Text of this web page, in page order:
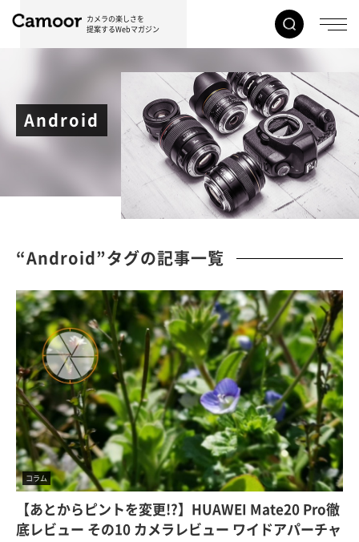
カメラの楽しさを
提案するWebマガジン
Android
“Android”タグの記事一覧
コラム
【あとからピントを変更!?】HUAWEI Mate20 Pro徹
底レビュー その10 カメラレビュー ワイドアパーチャ